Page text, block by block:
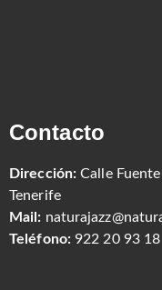
Contacto
Dirección: Calle
Tenerife
Mail:
Teléfono: 922 20 93 18